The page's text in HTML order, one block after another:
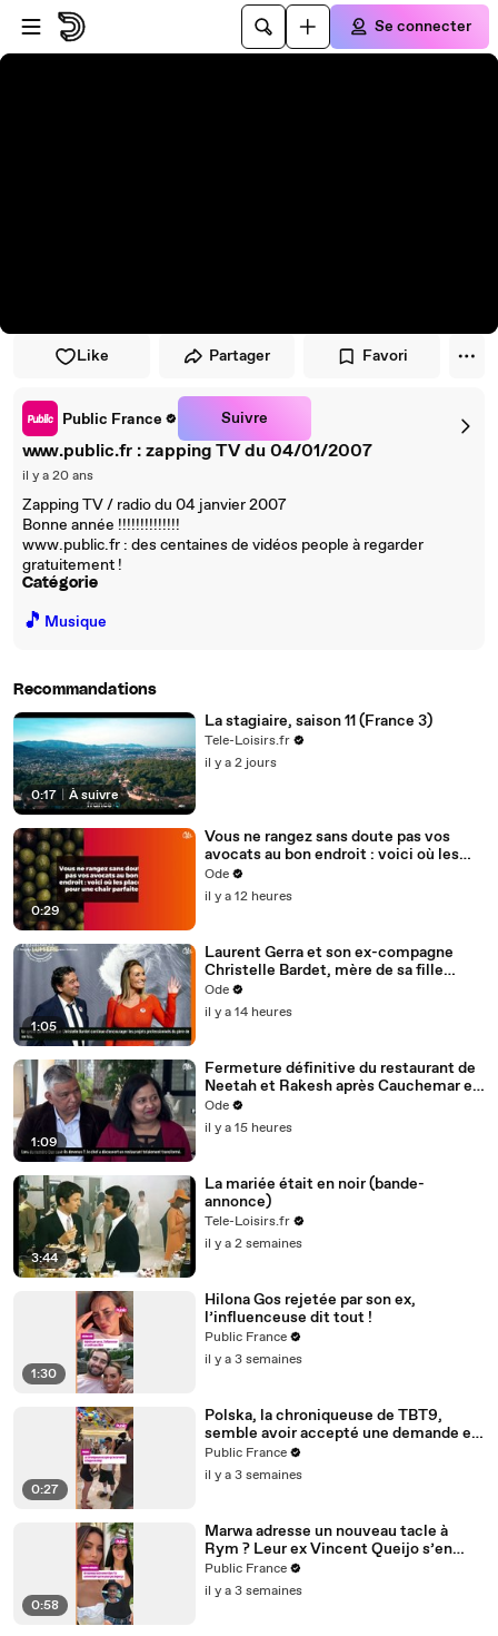
Passer au player
Passer au contenu principal
Se connecter
Like Partager Favori
Public France Suivre
www.public.fr : zapping TV du 04/01/2007
il y a 20 ans
Zapping TV / radio du 04 janvier 2007
Bonne année !!!!!!!!!!!!!!
www.public.fr : des centaines de vidéos people à regarder
gratuitement !
Catégorie
🎵 Musique
Recommandations
0:17 À suivre
La stagiaire, saison 11 (France 3)
Tele-Loisirs.fr
il y a 2 jours
0:29
Vous ne rangez sans doute pas vos
avocats au bon endroit : voici où les
placer pour une chair parfaite
Ode
il y a 12 heures
1:05
Laurent Gerra et son ex-compagne
Christelle Bardet, mère de sa fille
Célestine, toujours en très bons
termes, la preuve en images
Ode
il y a 14 heures
1:09
Fermeture définitive du restaurant de
Neetah et Rakesh après Cauchemar en
cuisine, Philippe Etchebest pensait les
avoir sauvés
Ode
il y a 15 heures
3:44
La mariée était en noir (bande-
annonce)
Tele-Loisirs.fr
il y a 2 semaines
1:30
Hilona Gos rejetée par son ex,
l’influenceuse dit tout !
Public France
il y a 3 semaines
0:27
Polska, la chroniqueuse de TBT9,
semble avoir accepté une demande en
mariage de son ami créateur de
contenu Anis
Public France
il y a 3 semaines
0:58
Marwa adresse un nouveau tacle à
Rym ? Leur ex Vincent Queijo s’en
mêle !
Public France
il y a 3 semaines